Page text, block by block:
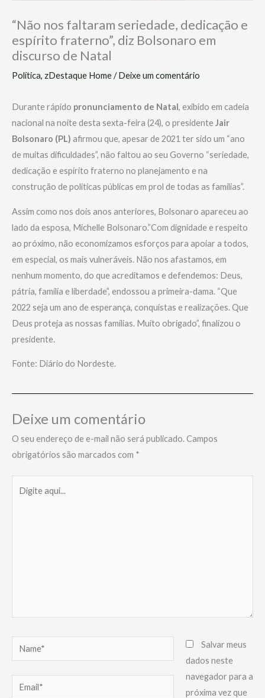
“Não nos faltaram seriedade, dedicação e
espírito fraterno”, diz Bolsonaro em
discurso de Natal
Política, zDestaque Home/Deixe um comentário
Durante rápido pronunciamento de Natal, exibido em cadeia
nacional na noite desta sexta-feira (24), o presidenteJair
Bolsonaro (PL) afirmou que, apesar de 2021 ter sido um “ano
de muitas dificuldades”, não faltou ao seu Governo “seriedade,
dedicação e espírito fraterno no planejamento e na
construção de políticas públicas em prol de todas as famílias”.
Assim como nos dois anos anteriores, Bolsonaro apareceu ao
lado da esposa, Michelle Bolsonaro.”Com dignidade e respeito
ao próximo, não economizamos esforços para apoiar a todos,
em especial, os mais vulneráveis. Não nos afastamos, em
nenhum momento, do que acreditamos e defendemos: Deus,
pátria, família e liberdade”, endossou a primeira-dama. “Que
2022 seja um ano de esperança, conquistas e realizações. Que
Deus proteja as nossas famílias. Muito obrigado”, finalizou o
presidente.
Fonte: Diário do Nordeste.
Deixe um comentário
O seu endereço de e-mail não será publicado.Campos
obrigatórios são marcados com *
aqui...
Name*
Email*
Salvar meus
dados neste
navegador para a
próxima vez que